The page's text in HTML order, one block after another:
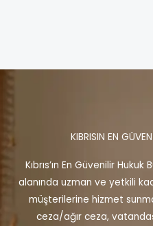
KIBRISIN EN
Kıbrıs’ın En Güvenilir
alanında uzman ve yetkili
müşterilerine hizmet
ceza/ağır ceza,